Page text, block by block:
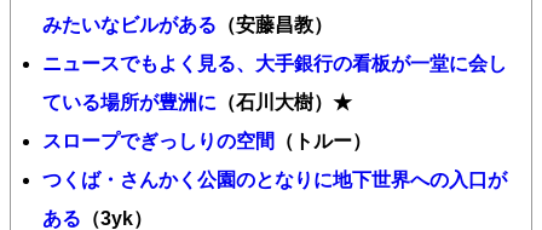
みたいなビルがある （安藤昌教）
ニュースでもよく見る、大手銀行の看板が一堂に会し
ている場所が豊洲に （石川大樹）★
スロープでぎっしりの空間
（トルー）
つくば・さんかく公園のとなりに地下世界への入口が
ある （3yk）